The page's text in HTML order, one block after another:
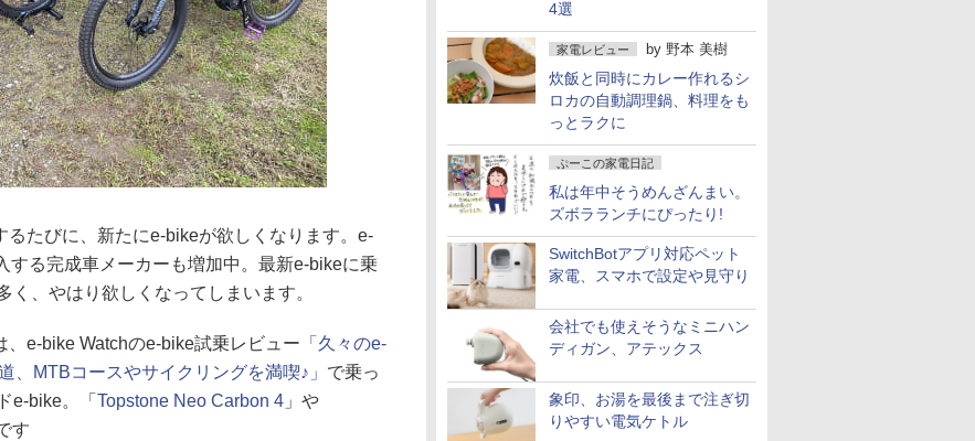
4選
家電レビュー by 野本 美樹
炊飯と同時にカレー作れるシ
ロカの自動調理鍋、料理をも
っとラクに
ぷーこの家電日記
私は年中そうめんざんまい。
ズボラランチにぴったり!
SwitchBotアプリ対応ペット
家電、スマホで設定や見守り
会社でも使えそうなミニハン
ディガン、アテックス
象印、お湯を最後まで注ぎ切
りやすい電気ケトル
たびに、新たにe-bikeが欲しくなります。e-
する完成車メーカーも増加中。最新e-bikeに乗
く、やはり欲しくなってしまいます。
e-bike Watchのe-bike試乗レビュー 「久々のe-
、MTBコースやサイクリングを満喫♪」 で乗っ
e-bike。「 Topstone Neo Carbon 4 」や
す